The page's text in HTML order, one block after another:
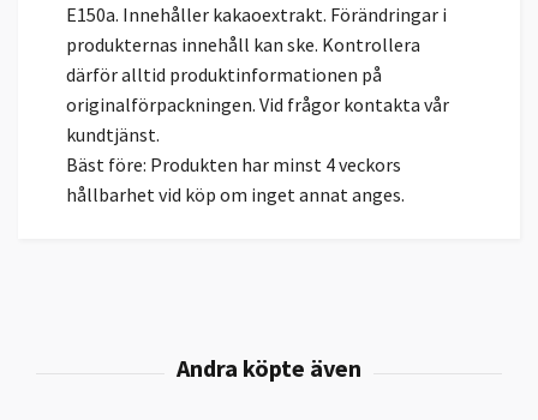
E150a. Innehåller kakaoextrakt. Förändringar i
produkternas innehåll kan ske. Kontrollera
därför alltid produktinformationen på
originalförpackningen. Vid frågor kontakta vår
kundtjänst.
Bäst före: Produkten har minst 4 veckors
hållbarhet vid köp om inget annat anges.